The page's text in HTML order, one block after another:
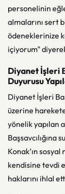
personelinin
almalarını sert
ödeneklerinize
içiyorum"
Diyanet İşleri
Duyurusu
Diyanet İşleri
üzerine
yönelik yapılan
Başsavcılığına
Konak’ın
kendisine tevdi
haklarını ihlal